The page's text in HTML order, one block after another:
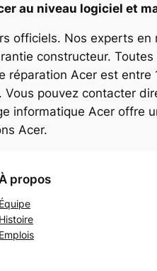
au niveau logiciel et
officiels. Nos experts
constructeur.
Acer est entre
pouvez contacter
informatique Acer offre
Acer.
propos
Équipe
Histoire
Emplois